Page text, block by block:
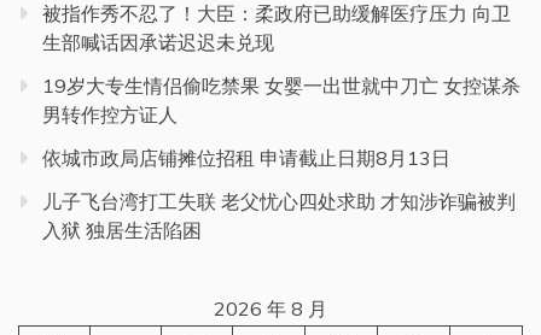
被指作秀不忍了！大臣：柔政府已助缓解医疗压力 向卫
生部喊话因承诺迟迟未兑现
19岁大专生情侣偷吃禁果 女婴一出世就中刀亡 女控谋杀
男转作控方证人
依城市政局店铺摊位招租 申请截止日期8月13日
儿子飞台湾打工失联 老父忧心四处求助 才知涉诈骗被判
入狱 独居生活陷困
2026 年 8 月